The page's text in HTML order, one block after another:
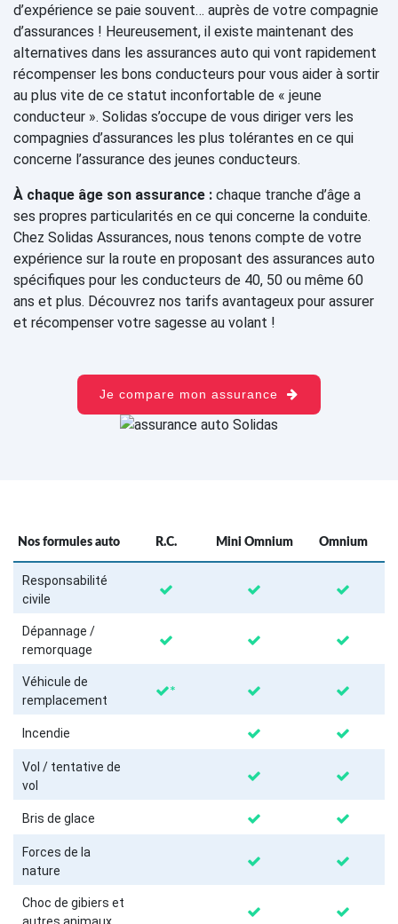
d’expérience se paie souvent… auprès de votre compagnie
d’assurances ! Heureusement, il existe maintenant des
alternatives dans les assurances auto qui vont rapidement
récompenser les bons conducteurs pour vous aider à sortir
au plus vite de ce statut inconfortable de « jeune
conducteur ». Solidas s’occupe de vous diriger vers les
compagnies d’assurances les plus tolérantes en ce qui
concerne l’assurance des jeunes conducteurs.
À chaque âge son assurance : chaque tranche d’âge a
ses propres particularités en ce qui concerne la conduite.
Chez Solidas Assurances, nous tenons compte de votre
expérience sur la route en proposant des assurances auto
spécifiques pour les conducteurs de 40, 50 ou même 60
ans et plus. Découvrez nos tarifs avantageux pour assurer
et récompenser votre sagesse au volant !
Je compare mon assurance
Nos formules auto R.C. Mini Omnium Omnium
Responsabilité
civile
Dépannage /
remorquage
Véhicule de
remplacement
*
Incendie
Vol / tentative de
vol
Bris de glace
Forces de la
nature
Choc de gibiers et